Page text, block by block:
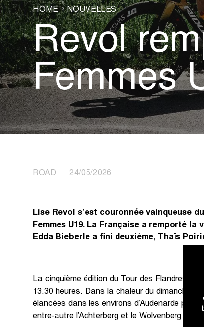
HOME NOUVELLES
Revol
Femmes
ROAD 24/05/2026
Lise Revol s’est couronnée vainqueuse
Femmes U19. La Française a remporté
Edda Bieberle a fini deuxième, Thaïs
La cinquième édition du Tour des Flandres
13.30 heures. Dans la chaleur du dimanche
élancées dans les environs d’Audenarde pour
entre-autre l’Achterberg et le Wolvenberg